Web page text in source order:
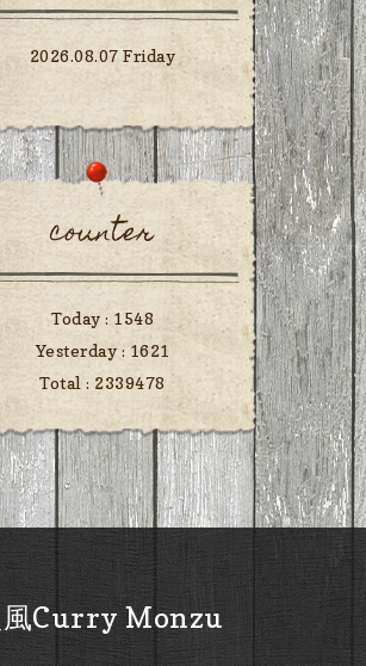
2026.08.07 Friday
counter
Today : 1548
Yesterday : 1621
Total : 2339478
風Curry Monzu